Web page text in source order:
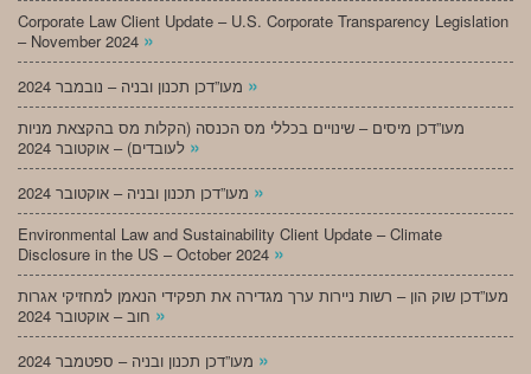
Corporate Law Client Update – U.S. Corporate Transparency Legislation
– November 2024 »
»
מעו”דכן מיסים – שינויים בכללי מס הכנסה (הקלות מס בהקצאת מניות
»
»
Environmental Law and Sustainability Client Update – Climate
Disclosure in the US – October 2024 »
מעו”דכן שוק הון – רשות ניירות ערך מגדירה את תפקידי הנאמן למחזיקי אגרות
»
»